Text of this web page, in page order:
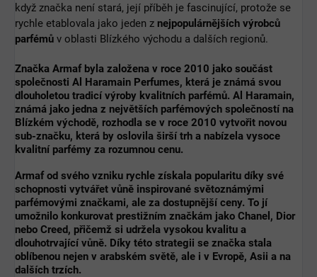
když značka není stará, její příběh je fascinující, protože se
rychle etablovala jako jeden z nejpopulárnějších výrobců
parfémů v oblasti Blízkého východu a dalších regionů.
Značka Armaf byla založena v roce 2010 jako součást
společnosti Al Haramain Perfumes, která je známá svou
dlouholetou tradicí výroby kvalitních parfémů. Al Haramain,
známá jako jedna z největších parfémových společností na
Blízkém východě, rozhodla se v roce 2010 vytvořit novou
sub-značku, která by oslovila širší trh a nabízela vysoce
kvalitní parfémy za rozumnou cenu.
Armaf od svého vzniku rychle získala popularitu díky své
schopnosti vytvářet vůně inspirované světoznámými
parfémovými značkami, ale za dostupnější ceny. To jí
umožnilo konkurovat prestižním značkám jako Chanel, Dior
nebo Creed, přičemž si udržela vysokou kvalitu a
dlouhotrvající vůně. Díky této strategii se značka stala
oblíbenou nejen v arabském světě, ale i v Evropě, Asii a na
dalších trzích.